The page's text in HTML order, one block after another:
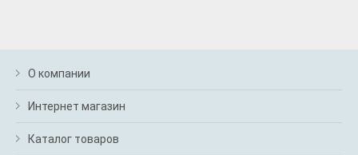
О компании
Интернет магазин
Каталог товаров